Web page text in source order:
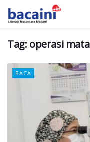
Tag: operasi mata
BACA